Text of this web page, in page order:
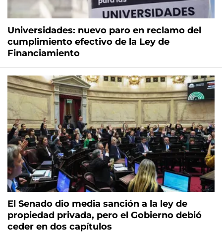
Universidades: nuevo paro en reclamo del
cumplimiento efectivo de la Ley de
Financiamiento
El Senado dio media sanción a la ley de
propiedad privada, pero el Gobierno debió
ceder en dos capítulos